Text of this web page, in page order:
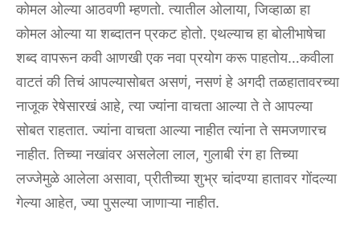
कोमल ओल्या आठवणी म्हणतो. त्यातील ओलाया, जिव्हाळा हा
कोमल ओल्या या शब्दातन प्रकट होतो. एथल्याच हा बोलीभाषेचा
शब्द वापरून कवी आणखी एक नवा प्रयोग करू पाहतोय…कवीला
वाटतं की तिचं आपल्यासोबत असणं, नसणं हे अगदी तळहातावरच्या
नाजूक रेषेसारखं आहे, त्या ज्यांना वाचता आल्या ते ते आपल्या
सोबत राहतात. ज्यांना वाचता आल्या नाहीत त्यांना ते समजणारच
नाहीत. तिच्या नखांवर असलेला लाल, गुलाबी रंग हा तिच्या
लज्जेमुळे आलेला असावा, प्रीतीच्या शुभ्र चांदण्या हातावर गोंदल्या
गेल्या आहेत, ज्या पुसल्या जाणाऱ्या नाहीत.